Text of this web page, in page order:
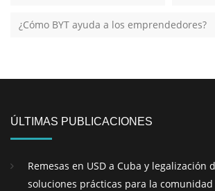
¿Cómo BYT ayuda a los emprendedores?
ÚLTIMAS PUBLICACIONES
Remesas en USD a Cuba y legalización
soluciones prácticas para la